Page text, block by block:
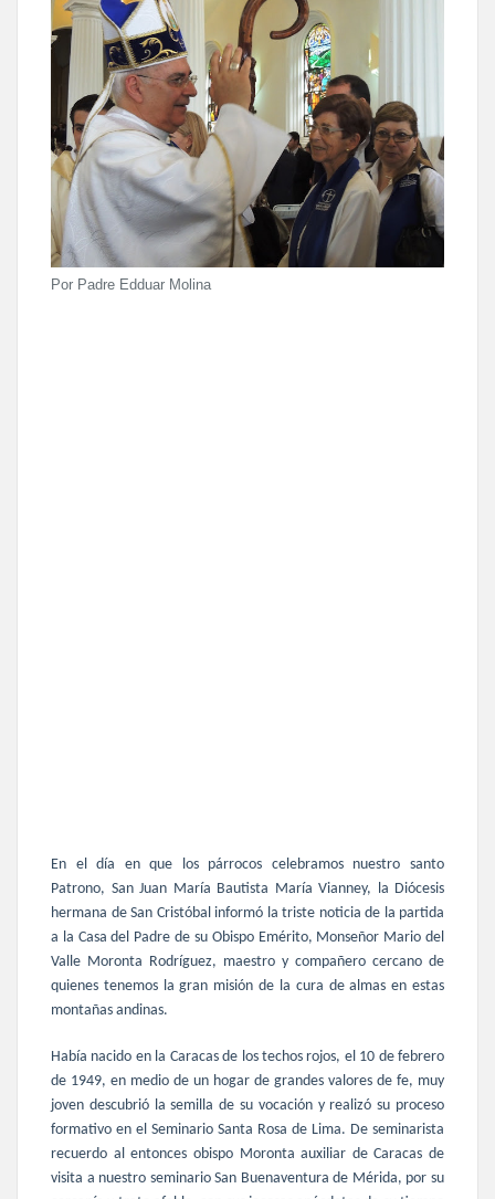
Por Padre Edduar Molina
En el día en que los párrocos celebramos nuestro santo
Patrono, San Juan María Bautista María Vianney, la Diócesis
hermana de San Cristóbal informó la triste noticia de la partida
a la Casa del Padre de su Obispo Emérito, Monseñor Mario del
Valle Moronta Rodríguez, maestro y compañero cercano de
quienes tenemos la gran misión de la cura de almas en estas
montañas andinas.
Había nacido en la Caracas de los techos rojos, el 10 de febrero
de 1949, en medio de un hogar de grandes valores de fe, muy
joven descubrió la semilla de su vocación y realizó su proceso
formativo en el Seminario Santa Rosa de Lima. De seminarista
recuerdo al entonces obispo Moronta auxiliar de Caracas de
visita a nuestro seminario San Buenaventura de Mérida, por su